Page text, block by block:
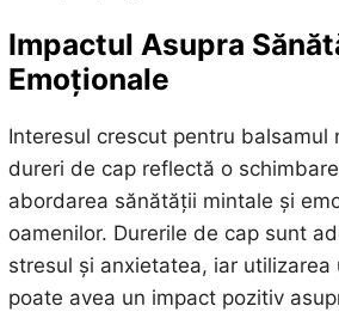
Impactul Asupra
Emoționale
Interesul crescut pentru balsamul
dureri de cap reflectă o
abordarea sănătății mintale și
oamenilor. Durerile de cap sunt
stresul și anxietatea, iar utilizarea
poate avea un impact pozitiv